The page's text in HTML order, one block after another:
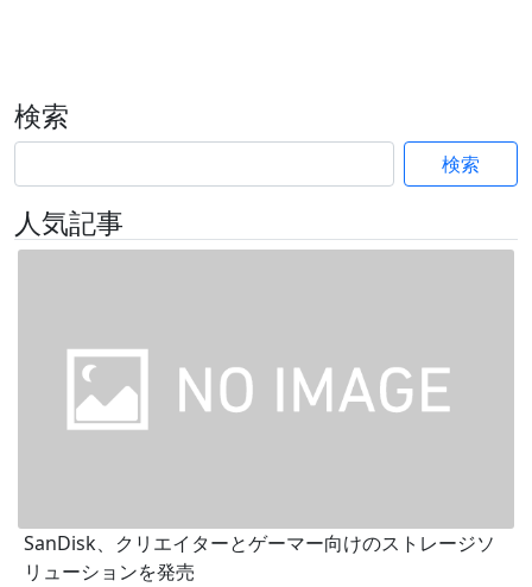
検索
検索
人気記事
SanDisk、クリエイターとゲーマー向けのストレージソ
リューションを発売